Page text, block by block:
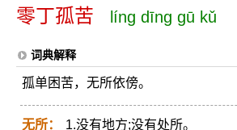
零丁孤苦 líng dīng gū kǔ
词典解释
孤单困苦，无所依傍。
无所：
1.没有地方;没有处所。